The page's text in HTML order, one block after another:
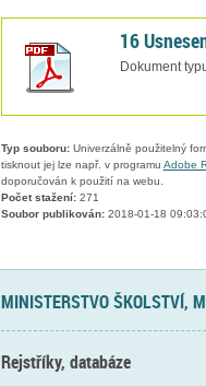
16
Dokument
Typ souboru:Univerzálně použitelný
tisknout jej lze např. v programu Adobe
doporučován k použití na webu.
Počet stažení:271
Soubor publikován:2018-01-18
MINISTERSTVO ŠKOLSTVÍ,
Rejstříky, databáze